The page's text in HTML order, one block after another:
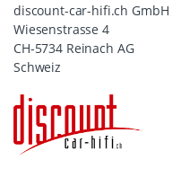
discount-car-hifi.ch GmbH
Wiesenstrasse 4
CH-5734 Reinach AG
Schweiz